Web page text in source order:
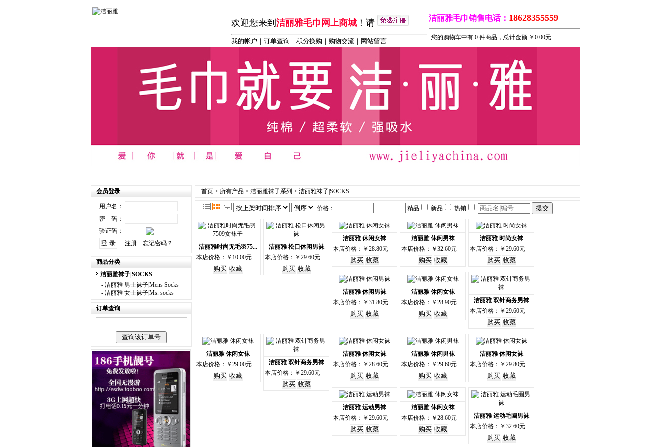
欢迎您来到 洁丽雅毛巾网上商城 ！请
我的帐户 ｜ 订单查询 ｜积分换购｜购物交流｜ 网站留言
洁丽雅毛巾销售电话： 18628355559
您的购物车中有 0 件商品，总计金额 ￥0.00元
会员登录
用户名：
密 码：
验证码：
注册
忘记密码？
商品分类
洁丽雅袜子|SOCKS
- 洁丽雅 男士袜子|Mens Socks
- 洁丽雅 女士袜子|Ms. socks
订单查询
首页 > 所有产品 > 洁丽雅袜子系列 > 洁丽雅袜子|SOCKS
价格： - 精品 新品 热销
洁丽雅时尚无毛羽75...
本店价格：￥10.00元
洁丽雅 松口休闲男袜
本店价格：￥29.60元
洁丽雅 休闲女袜
本店价格：￥28.80元
洁丽雅 休闲男袜
本店价格：￥32.60元
洁丽雅 时尚女袜
本店价格：￥29.60元
洁丽雅 休闲男袜
本店价格：￥31.80元
洁丽雅 休闲女袜
本店价格：￥28.90元
洁丽雅 双针商务男袜
本店价格：￥29.60元
洁丽雅 休闲女袜
本店价格：￥29.00元
洁丽雅 双针商务男袜
本店价格：￥29.60元
洁丽雅 休闲女袜
本店价格：￥28.60元
洁丽雅 休闲男袜
本店价格：￥29.60元
洁丽雅 休闲女袜
本店价格：￥29.80元
洁丽雅 运动男袜
本店价格：￥29.60元
洁丽雅 休闲女袜
本店价格：￥28.60元
洁丽雅 运动毛圈男袜
本店价格：￥32.60元